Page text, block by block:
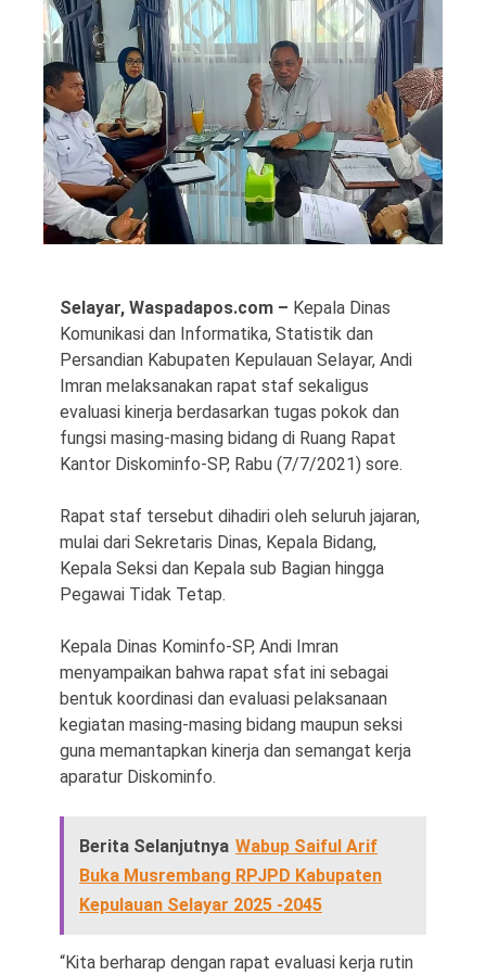
Copyright
2026
Waspada
Selayar, Waspadapos.com – Kepala Dinas
Komunikasi dan Informatika, Statistik dan
Persandian Kabupaten Kepulauan Selayar, Andi
Imran melaksanakan rapat staf sekaligus
evaluasi kinerja berdasarkan tugas pokok dan
fungsi masing-masing bidang di Ruang Rapat
Kantor Diskominfo-SP, Rabu (7/7/2021) sore.
Rapat staf tersebut dihadiri oleh seluruh jajaran,
mulai dari Sekretaris Dinas, Kepala Bidang,
Kepala Seksi dan Kepala sub Bagian hingga
Pegawai Tidak Tetap.
Kepala Dinas Kominfo-SP, Andi Imran
menyampaikan bahwa rapat sfat ini sebagai
bentuk koordinasi dan evaluasi pelaksanaan
kegiatan masing-masing bidang maupun seksi
guna memantapkan kinerja dan semangat kerja
aparatur Diskominfo.
Berita Selanjutnya Wabup Saiful Arif
Buka Musrembang RPJPD Kabupaten
Kepulauan Selayar 2025 -2045
“Kita berharap dengan rapat evaluasi kerja rutin